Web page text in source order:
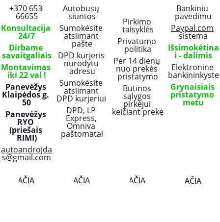
+370 653
66655
Konsultacija
24/7
Dirbame
savaitgaliais
Montavimas
iki 22 val !
Panevėžys
Klaipėdos g.
50
Panevėžys
RYO
(priešais
RIMI)
autoandrojda
s@gmail.com
PLAČIAU..
Autobusų
siuntos
Sumokėsite
atsiimant
pašte
DPD kurjeris
nurodytu
adresu
Sumokėsite
atsiimant
DPD kurjeriui
DPD, LP
Express,
Omniva
paštomatai
PLAČIAU..
Bankiniu
pavedimu
Paypal.com
sistema
Išsimokėtina
i - dalimis
Elektronine
bankininkyste
Grynaisiais
pristatymo
metu
PLAČIAU..
Pirkimo
taisyklės
Privatumo
politika
Per 14 dienų
nuo prekės
pristatymo
Būtinos
sąlygos
pirkėjui
keičiant prekę
PLAČIAU..